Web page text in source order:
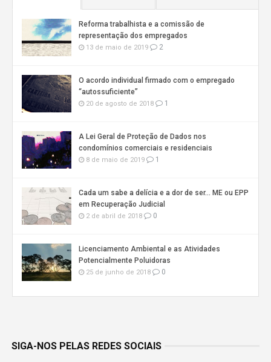
Reforma trabalhista e a comissão de
representação dos empregados
13 de maio de 2019 2
O acordo individual firmado com o empregado
“autossuficiente”
20 de agosto de 2018 1
A Lei Geral de Proteção de Dados nos
condomínios comerciais e residenciais
8 de maio de 2019 1
Cada um sabe a delícia e a dor de ser… ME ou EPP
em Recuperação Judicial
2 de abril de 2018 0
Licenciamento Ambiental e as Atividades
Potencialmente Poluidoras
25 de junho de 2018 0
SIGA-NOS PELAS REDES SOCIAIS